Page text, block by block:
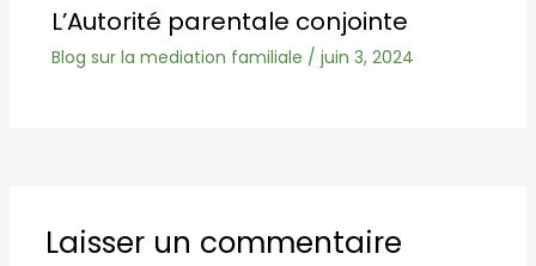
L’Autorité parentale conjointe
Blog sur la mediation familiale / juin 3, 2024
Laisser un commentaire